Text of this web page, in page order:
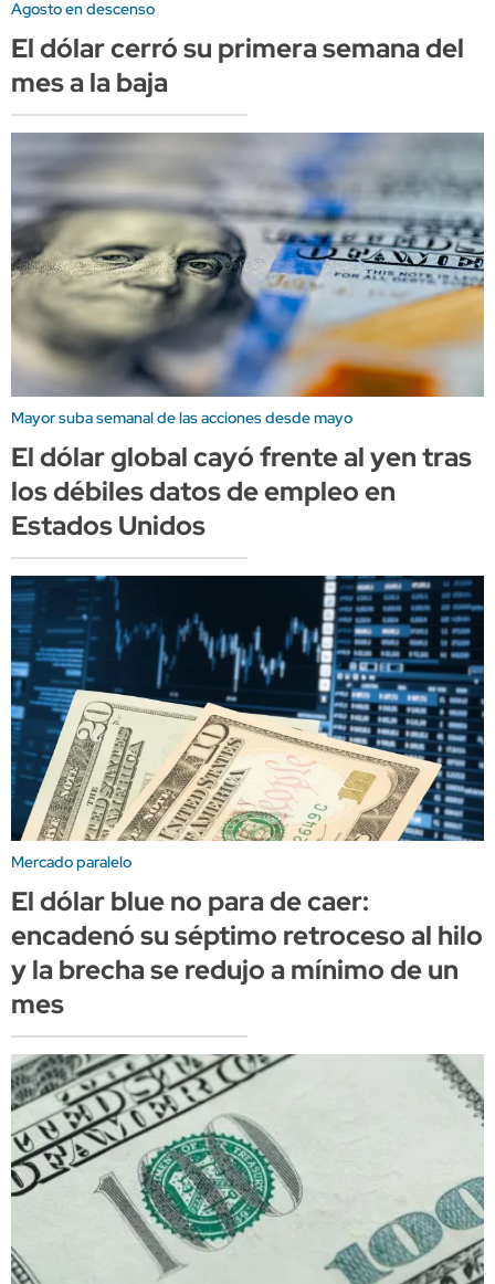
Agosto en descenso
El dólar cerró su primera semana del
mes a la baja
Mayor suba semanal de las acciones desde mayo
El dólar global cayó frente al yen tras
los débiles datos de empleo en
Estados Unidos
Mercado paralelo
El dólar blue no para de caer:
encadenó su séptimo retroceso al hilo
y la brecha se redujo a mínimo de un
mes